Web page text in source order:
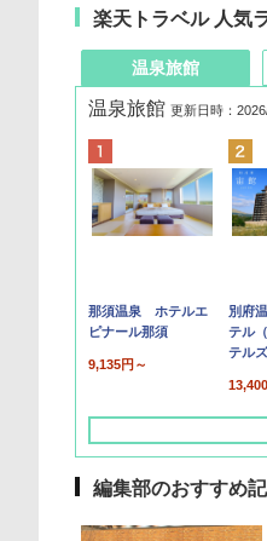
楽天トラベル 人気
温泉旅館
温泉旅館 更新日時：
那須温泉 ホテルエ
ピナール那須
9,135円～
別府
テル
テル
編集部のおすすめ